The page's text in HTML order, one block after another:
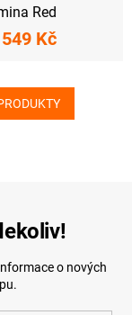
Red
549 Kč
o nových